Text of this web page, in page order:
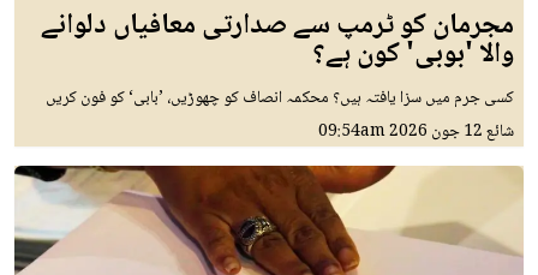
مجرمان کو ٹرمپ سے صدارتی معافیاں دلوانے
والا 'بوبی' کون ہے؟
کسی جرم میں سزا یافتہ ہیں؟ محکمہ انصاف کو چھوڑیں، ’بابی‘ کو فون کریں
شائع12 جون 2026 09:54am